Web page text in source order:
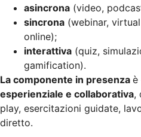
asincrona (video,
sincrona (webinar,
online);
interattiva (quiz,
gamification).
La componente in presenza è
esperienziale e collaborativa,
play, esercitazioni guidate,
diretto.